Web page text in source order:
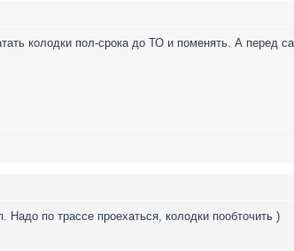
колодки пол-срока до ТО и поменять. А перед
Надо по трассе проехаться, колодки пообточить )